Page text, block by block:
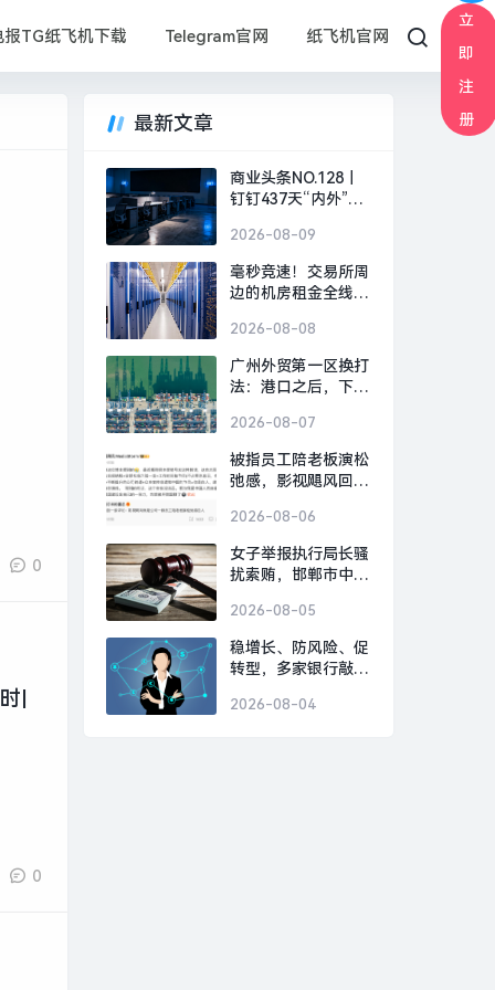
报TG纸飞机下载 Telegram官网 纸飞机官网
立
即
注
册
0
|
0
最新文章
商业头条NO.128｜
钉钉437天“内外”风
2026-08-09
毫秒竞速！交易所周
边的机房租金全线上
2026-08-08
广州外贸第一区换打
法：港口之后，下一
新闻
2026-08-07
被指员工陪老板演松
弛感，影视飓风回
毒|界面新闻 · 科技
2026-08-06
女子举报执行局长骚
扰索贿，邯郸市中
局长被停职|界面新
闻 · 中国
2026-08-05
稳增长、防风险、促
转型，多家银行敲定
界面新闻
2026-08-04